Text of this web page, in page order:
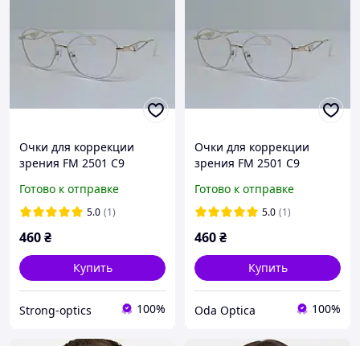
Очки для коррекции
зрения FM 2501 C9
Готово к отправке
5.0 (1)
460₴
Купить
Strong-optics 100%
Очки для коррекции
зрения FM 2501 C9
Готово к отправке
5.0 (1)
460₴
Купить
Oda Optica 100%